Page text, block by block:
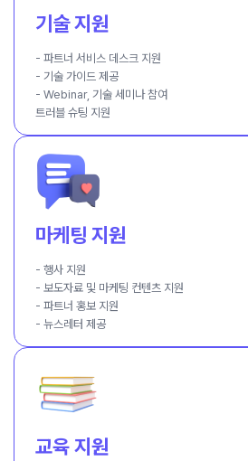
기술 지원
- 파트너 서비스 데스크 지원
- 기술 가이드 제공
- Webinar, 기술 세미나 참여
트러블 슈팅 지원
마케팅 지원
- 행사 지원
- 보도자료 및 마케팅 컨텐츠 지원
- 파트너 홍보 지원
- 뉴스레터 제공
교육 지원